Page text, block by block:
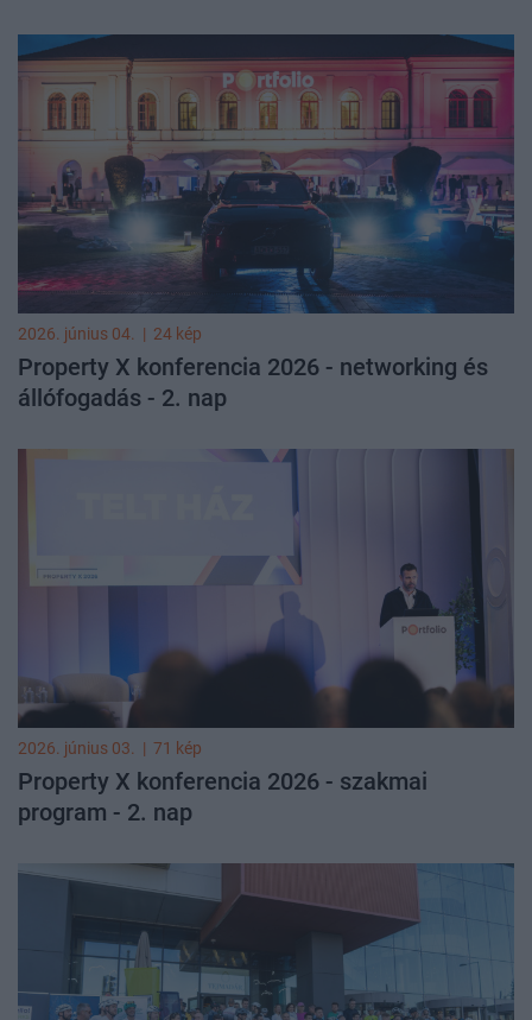
2026. június 04. | 24 kép
Property X konferencia 2026 - networking és
állófogadás - 2. nap
2026. június 03. | 71 kép
Property X konferencia 2026 - szakmai
program - 2. nap